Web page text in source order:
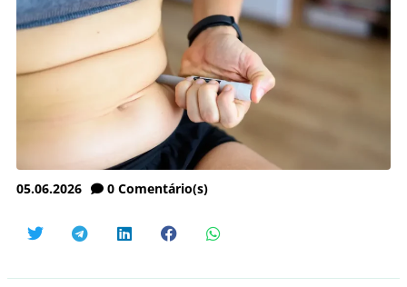
05.06.2026 0 Comentário(s)